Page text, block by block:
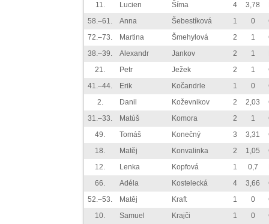
11.
Lucien Šíma 4 3,78
58.–61.
Anna Šebestíková 1 0
72.–73.
Martina Šmehylová 2 1
38.–39.
Alexandr Jankov 2 1
21.
Petr Ježek 2 1
41.–44.
Erik Kočandrle 1 0
2.
Danil Koževnikov 2 2,03
31.–33.
Matúš Komora 2 1
49.
Tomáš Konečný 3 3,31
18.
Matěj Konvalinka 2 1,05
12.
Lenka Kopfová 1 0,7
66.
Adéla Kostelecká 4 3,66
52.–53.
Matěj Kraft 1 0
10.
Samuel Krajči 1 0